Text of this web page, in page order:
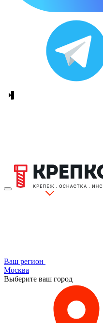
Ваш регион
Москва
Выберите ваш город